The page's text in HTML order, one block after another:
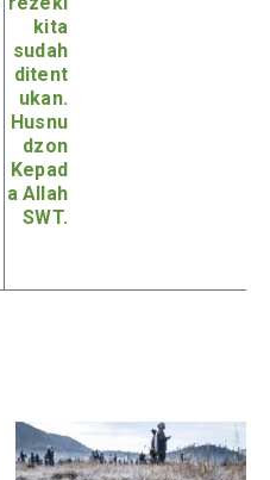
kita
sudah
ditent
ukan.
Husnu
dzon
Kepad
a Allah
SWT.